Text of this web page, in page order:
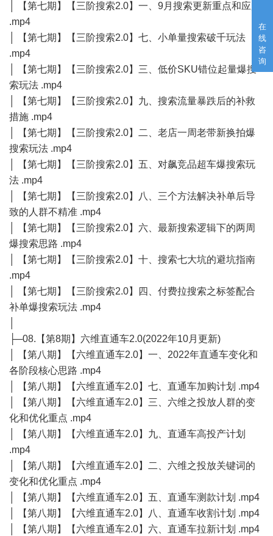
在
线
咨
询
│ 【第七期】【三阶搜索2.0】一、9月搜索更新重点和应用
.mp4
│ 【第七期】【三阶搜索2.0】七、小单量搜索破千玩法
.mp4
│ 【第七期】【三阶搜索2.0】三、低价SKU错位起量爆搜
索玩法 .mp4
│ 【第七期】【三阶搜索2.0】九、搜索流量暴跌后的补救
措施 .mp4
│ 【第七期】【三阶搜索2.0】二、老店一周老带新换拍爆
搜索玩法 .mp4
│ 【第七期】【三阶搜索2.0】五、对飙竞品超车爆搜索玩
法 .mp4
│ 【第七期】【三阶搜索2.0】八、三个方法解决补单后导
致的人群不精准 .mp4
│ 【第七期】【三阶搜索2.0】六、最新搜索逻辑下的两周
爆搜索思路 .mp4
│ 【第七期】【三阶搜索2.0】十、搜索七大坑的避坑指南
.mp4
│ 【第七期】【三阶搜索2.0】四、付费拉搜索之标签配合
补单爆搜索玩法 .mp4
├─08.【第8期】六维直通车2.0(2022年10月更新)
│ 【第八期】【六维直通车2.0】一、2022年直通车变化和
各阶段核心思路 .mp4
│ 【第八期】【六维直通车2.0】七、直通车加购计划 .mp4
│ 【第八期】【六维直通车2.0】三、六维之投放人群的变
化和优化重点 .mp4
│ 【第八期】【六维直通车2.0】九、直通车高投产计划
.mp4
│ 【第八期】【六维直通车2.0】二、六维之投放关键词的
变化和优化重点 .mp4
│ 【第八期】【六维直通车2.0】五、直通车测款计划 .mp4
│ 【第八期】【六维直通车2.0】八、直通车收割计划 .mp4
│ 【第八期】【六维直通车2.0】六、直通车拉新计划 .mp4